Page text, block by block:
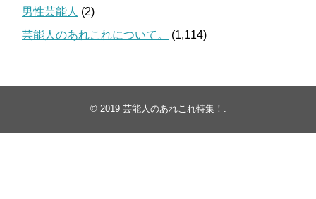
男性芸能人 (2)
芸能人のあれこれについて。
(1,114)
© 2019 芸能人のあれこれ特集！